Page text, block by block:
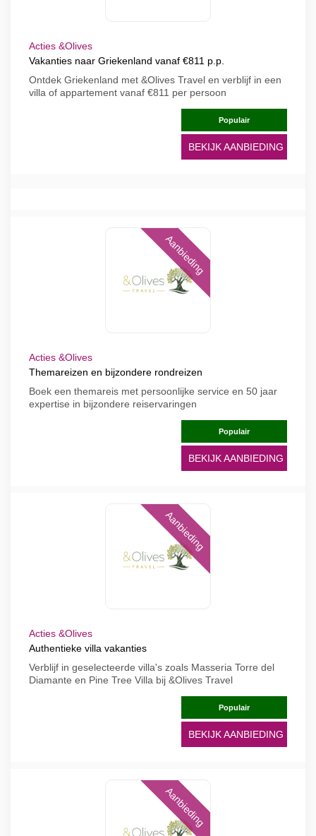
Acties &Olives
Vakanties naar Griekenland vanaf €811 p.p.
Ontdek Griekenland met &Olives Travel en verblijf in een
villa of appartement vanaf €811 per persoon
Populair
BEKIJK AANBIEDING
Aanbieding
Acties &Olives
Themareizen en bijzondere rondreizen
Boek een themareis met persoonlijke service en 50 jaar
expertise in bijzondere reiservaringen
Populair
BEKIJK AANBIEDING
Aanbieding
Acties &Olives
Authentieke villa vakanties
Verblijf in geselecteerde villa's zoals Masseria Torre del
Diamante en Pine Tree Villa bij &Olives Travel
Populair
BEKIJK AANBIEDING
Aanbieding